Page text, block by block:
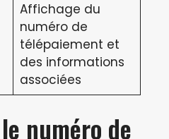
Affichage du
numéro de
télépaiement et
des informations
associées
numéro de